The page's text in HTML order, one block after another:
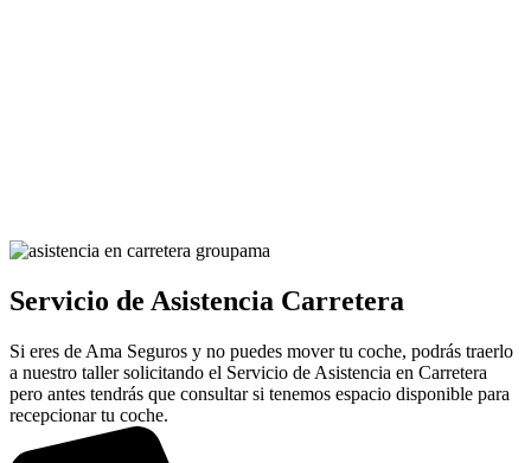
Servicio de Asistencia Carretera
Si eres de Ama Seguros y no puedes mover tu coche, podrás traerlo
a nuestro taller solicitando el Servicio de Asistencia en Carretera
pero antes tendrás que consultar si tenemos espacio disponible para
recepcionar tu coche.